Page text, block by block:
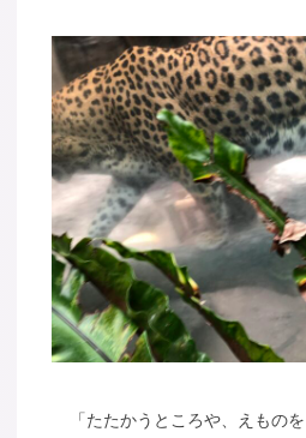
「たたかうところや、えもの